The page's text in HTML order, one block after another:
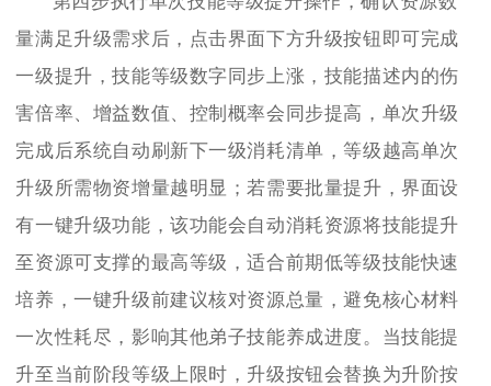
量满足升级需求后，点击界面下方升级按钮即可完成
一级提升，技能等级数字同步上涨，技能描述内的伤
害倍率、增益数值、控制概率会同步提高，单次升级
完成后系统自动刷新下一级消耗清单，等级越高单次
升级所需物资增量越明显；若需要批量提升，界面设
有一键升级功能，该功能会自动消耗资源将技能提升
至资源可支撑的最高等级，适合前期低等级技能快速
培养，一键升级前建议核对资源总量，避免核心材料
一次性耗尽，影响其他弟子技能养成进度。当技能提
升至当前阶段等级上限时，升级按钮会替换为升阶按